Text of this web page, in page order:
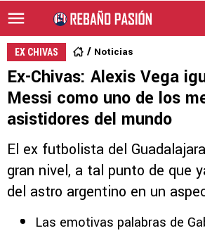
EX CHIVAS Noticias
Ex-Chivas: Alexis Vega
Messi como uno de los
asistidores del mundo
El ex futbolista del
gran nivel, a tal punto de que
del astro argentino en un
Las emotivas palabras de